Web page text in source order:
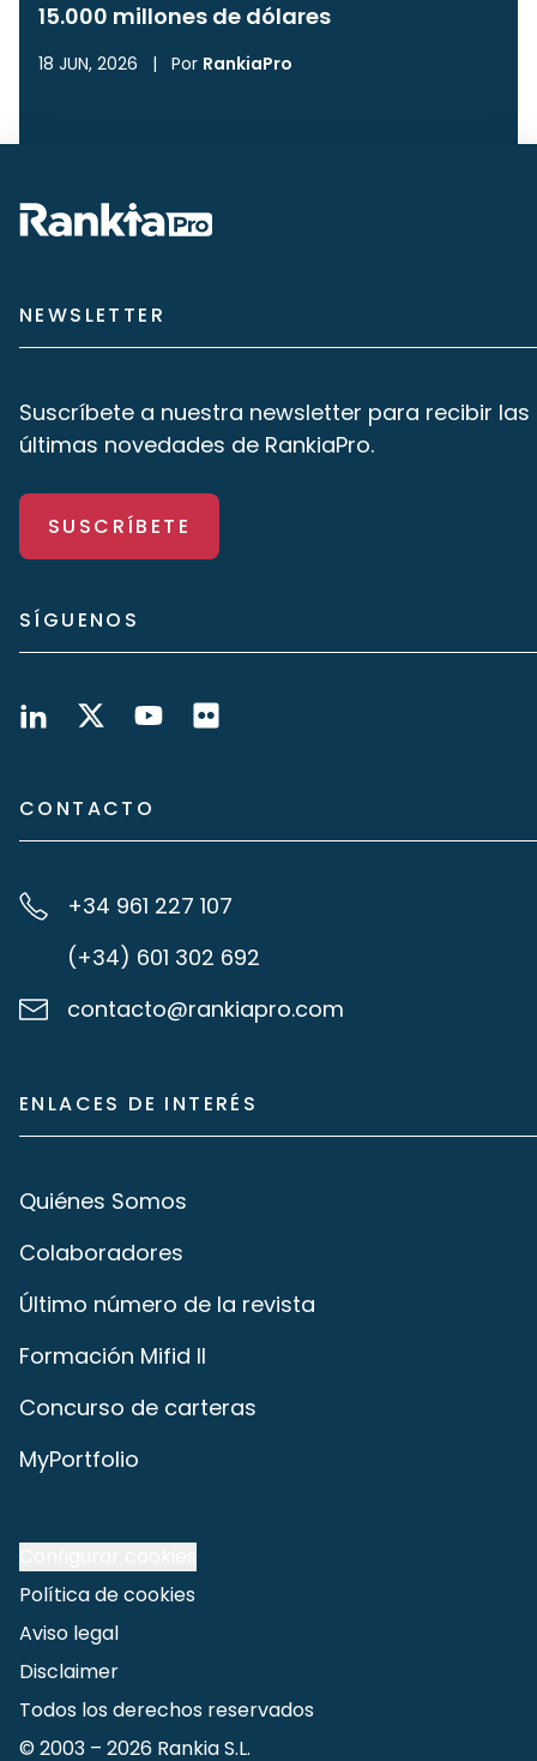
15.000 millones de dólares
18 JUN, 2026 | Por RankiaPro
NEWSLETTER
Suscríbete a nuestra newsletter para recibir las
últimas novedades de RankiaPro.
SUSCRÍBETE
SÍGUENOS
CONTACTO
+34 961 227 107
(+34) 601 302 692
contacto@rankiapro.com
ENLACES DE INTERÉS
Quiénes Somos
Colaboradores
Último número de la revista
Formación Mifid II
Concurso de carteras
MyPortfolio
Política de cookies
Aviso legal
Disclaimer
Todos los derechos reservados
© 2003 – 2026 Rankia S.L.